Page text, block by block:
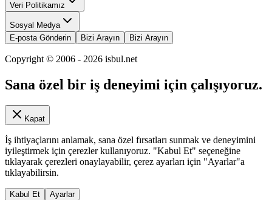
Veri Politikamız
Sosyal Medya
E-posta Gönderin
Bizi Arayın Bizi Arayın
Copyright © 2006 - 2026 isbul.net
Sana özel bir iş deneyimi için çalışıyoruz.
Kapat
İş ihtiyaçlarını anlamak, sana özel fırsatları sunmak ve deneyimini
iyileştirmek için çerezler kullanıyoruz. "Kabul Et" seçeneğine
tıklayarak çerezleri onaylayabilir, çerez ayarları için "Ayarlar"a
tıklayabilirsin.
Kabul Et Ayarlar